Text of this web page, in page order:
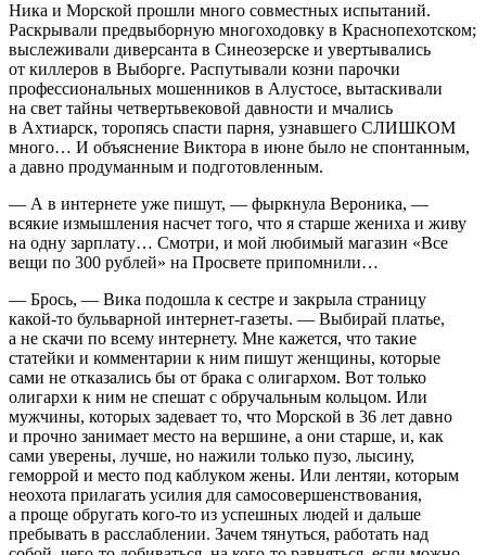
Ника и Морской прошли много совместных испытаний.
Раскрывали предвыборную многоходовку в Краснопехотском;
выслеживали диверсанта в Синеозерске и увертывались
от киллеров в Выборге. Распутывали козни парочки
профессиональных мошенников в Алустосе, вытаскивали
на свет тайны четвертьвековой давности и мчались
в Ахтиарск, торопясь спасти парня, узнавшего СЛИШКОМ
много… И объяснение Виктора в июне было не спонтанным,
а давно продуманным и подготовленным.
— А в интернете уже пишут, — фыркнула Вероника, —
всякие измышления насчет того, что я старше жениха и живу
на одну зарплату… Смотри, и мой любимый магазин «Все
вещи по 300 рублей» на Просвете припомнили…
— Брось, — Вика подошла к сестре и закрыла страницу
какой-то бульварной интернет-газеты. — Выбирай платье,
а не скачи по всему интернету. Мне кажется, что такие
статейки и комментарии к ним пишут женщины, которые
сами не отказались бы от брака с олигархом. Вот только
олигархи к ним не спешат с обручальным кольцом. Или
мужчины, которых задевает то, что Морской в 36 лет давно
и прочно занимает место на вершине, а они старше, и, как
сами уверены, лучше, но нажили только пузо, лысину,
геморрой и место под каблуком жены. Или лентяи, которым
неохота прилагать усилия для самосовершенствования,
а проще обругать кого-то из успешных людей и дальше
пребывать в расслаблении. Зачем тянуться, работать над